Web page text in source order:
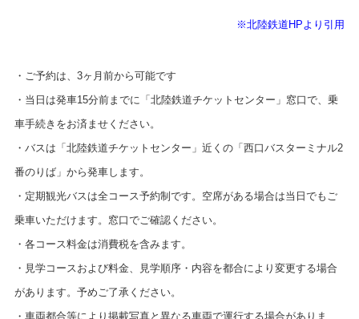
※北陸鉄道HPより引用
・ご予約は、3ヶ月前から可能です
・当日は発車15分前までに「北陸鉄道チケットセンター」窓口で、乗
車手続きをお済ませください。
・バスは「北陸鉄道チケットセンター」近くの「西口バスターミナル2
番のりば」から発車します。
・定期観光バスは全コース予約制です。空席がある場合は当日でもご
乗車いただけます。窓口でご確認ください。
・各コース料金は消費税を含みます。
・見学コースおよび料金、見学順序・内容を都合により変更する場合
があります。予めご了承ください。
・車両都合等により掲載写真と異なる車両で運行する場合がありま